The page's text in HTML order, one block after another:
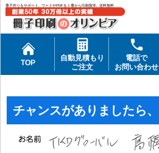
冊子作りをサポート。ワードやPDFを１冊から印刷製本。送料無料
TOP
自動見積もり
ご注文
電話で
お問い合わせ
チャンスがありましたら